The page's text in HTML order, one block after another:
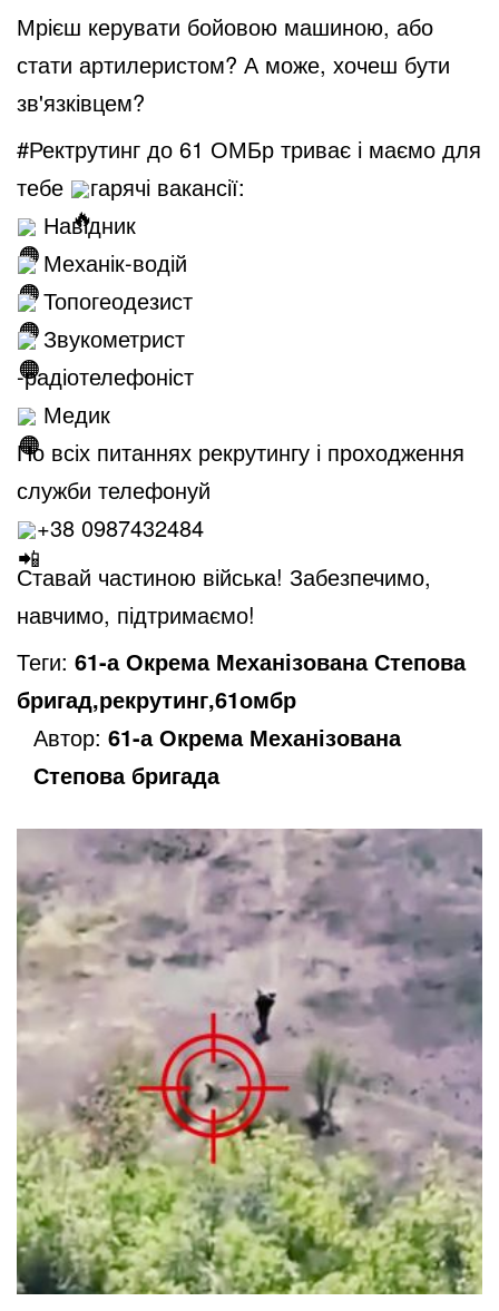
Мрієш керувати бойовою машиною, або
стати артилеристом? А може, хочеш бути
зв'язківцем?
#Ректрутинг до 61 ОМБр триває і маємо для
тебе
гарячі вакансії:
Навідник
Механік-водій
Топогеодезист
Звукометрист
-радіотелефоніст
Медик
По всіх питаннях рекрутингу і проходження
служби телефонуй
+38 0987432484
Ставай частиною війська! Забезпечимо,
навчимо, підтримаємо!
Теги: 61-а Окрема Механізована Степова
бригад,рекрутинг,61омбр
Автор: 61-а Окрема Механізована
Степова бригада